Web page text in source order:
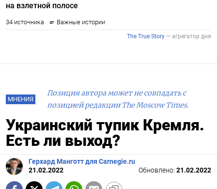
МНЕНИЯ
Позиция автора может не совпадать с
позицией редакции The Moscow Times.
Украинский тупик Кремля.
Есть ли выход?
Герхард Манготт для Carnegie.ru
21.02.2022
Обновлено: 21.02.2022